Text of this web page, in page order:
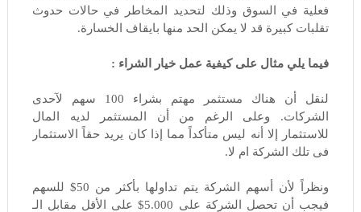
فعلية في السوق وذلك لتحديد المخاطر في حالات حدوث
تقلبات كبيرة قد لا يمكن الحد منها بايقاف الخسارة.
فيما يلي مثال على كيفية عمل خيار الشراء :
لنقل أن هناك مستثمر مهتم بشراء 100 سهم لآحدى
الشركات. وعلى الرغم من أن المستثمر لديه المال
للاستثمار إلا أنه ليس متأكداً مما إذا كان يريد حقاً الاستثمار
فى تلك الشركة ام لا.
ونظراً لأن أسهم الشركة يتم تداولها بأكثر من 50$ للسهم
فيجب أن تحصل الشركة على 5.000$ على الأقل مقابل الـ